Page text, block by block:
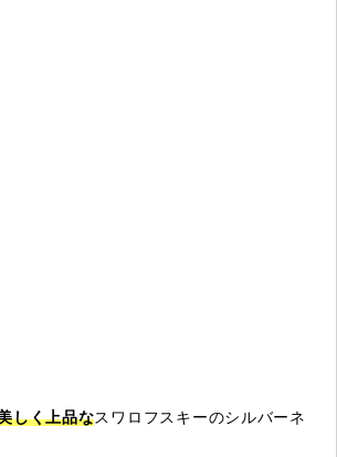
しく上品なスワロフスキーのシルバーネ